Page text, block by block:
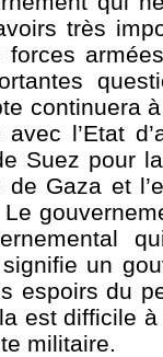
très
forces
continuera
l’Etat
Suez pour
Gaza et
un
espoirs du
est difficile
militaire.